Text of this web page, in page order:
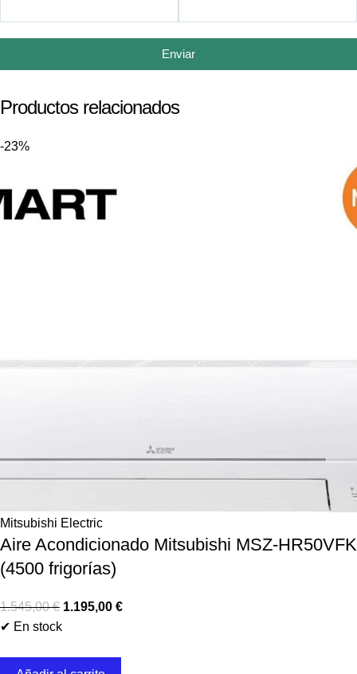
Enviar
Productos relacionados
-23%
Mitsubishi Electric
Aire Acondicionado Mitsubishi MSZ-HR50VFK
(4500 frigorías)
1.545,00€ 1.195,00 €
✔ En stock